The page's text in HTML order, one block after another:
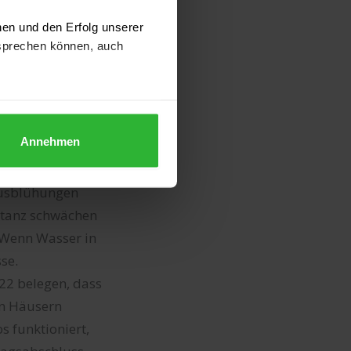
und den Erfolg unserer
können, auch
Annehmen
nur das
Haltbarkeit.
schwächen
Wasser in
belegen, dass
Häusern
funktioniert,